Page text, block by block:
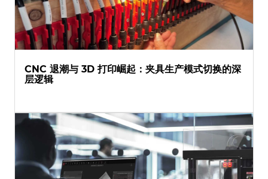
CNC 退潮与 3D 打印崛起：夹具生产模式切换的深
层逻辑